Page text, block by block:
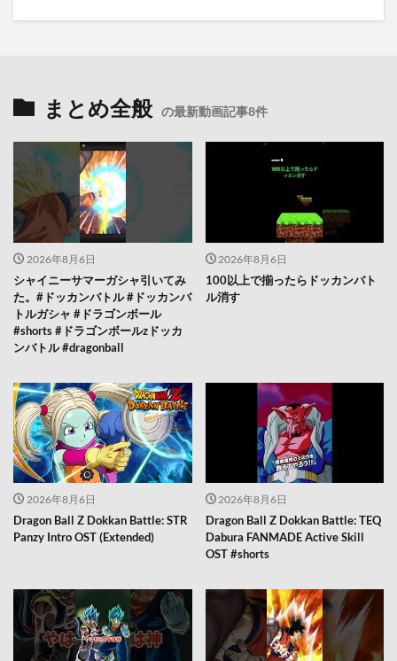
まとめ全般 の最新動画記事8件
2026年8月6日
シャイニーサマーガシャ引いてみ
た。#ドッカンバトル #ドッカンバ
トルガシャ #ドラゴンボール
#shorts #ドラゴンボールzドッカ
ンバトル #dragonball
2026年8月6日
100以上で揃ったらドッカンバト
ル消す
2026年8月6日
Dragon Ball Z Dokkan Battle: STR
Panzy Intro OST (Extended)
2026年8月6日
Dragon Ball Z Dokkan Battle: TEQ
Dabura FANMADE Active Skill
OST #shorts